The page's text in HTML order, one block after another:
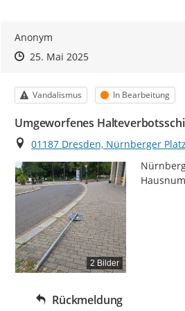
Anonym
Zeitpunkt des Erstellens
Zeitpunkt des Erstellens
25. Mai 2025Zur Äußerung
Kategorie
Vandalismus Status
In Bearbeitung
Umgeworfenes
Ort
01187 Dresden, Nürnberger Platz
2 Bilder
Rückmeldung